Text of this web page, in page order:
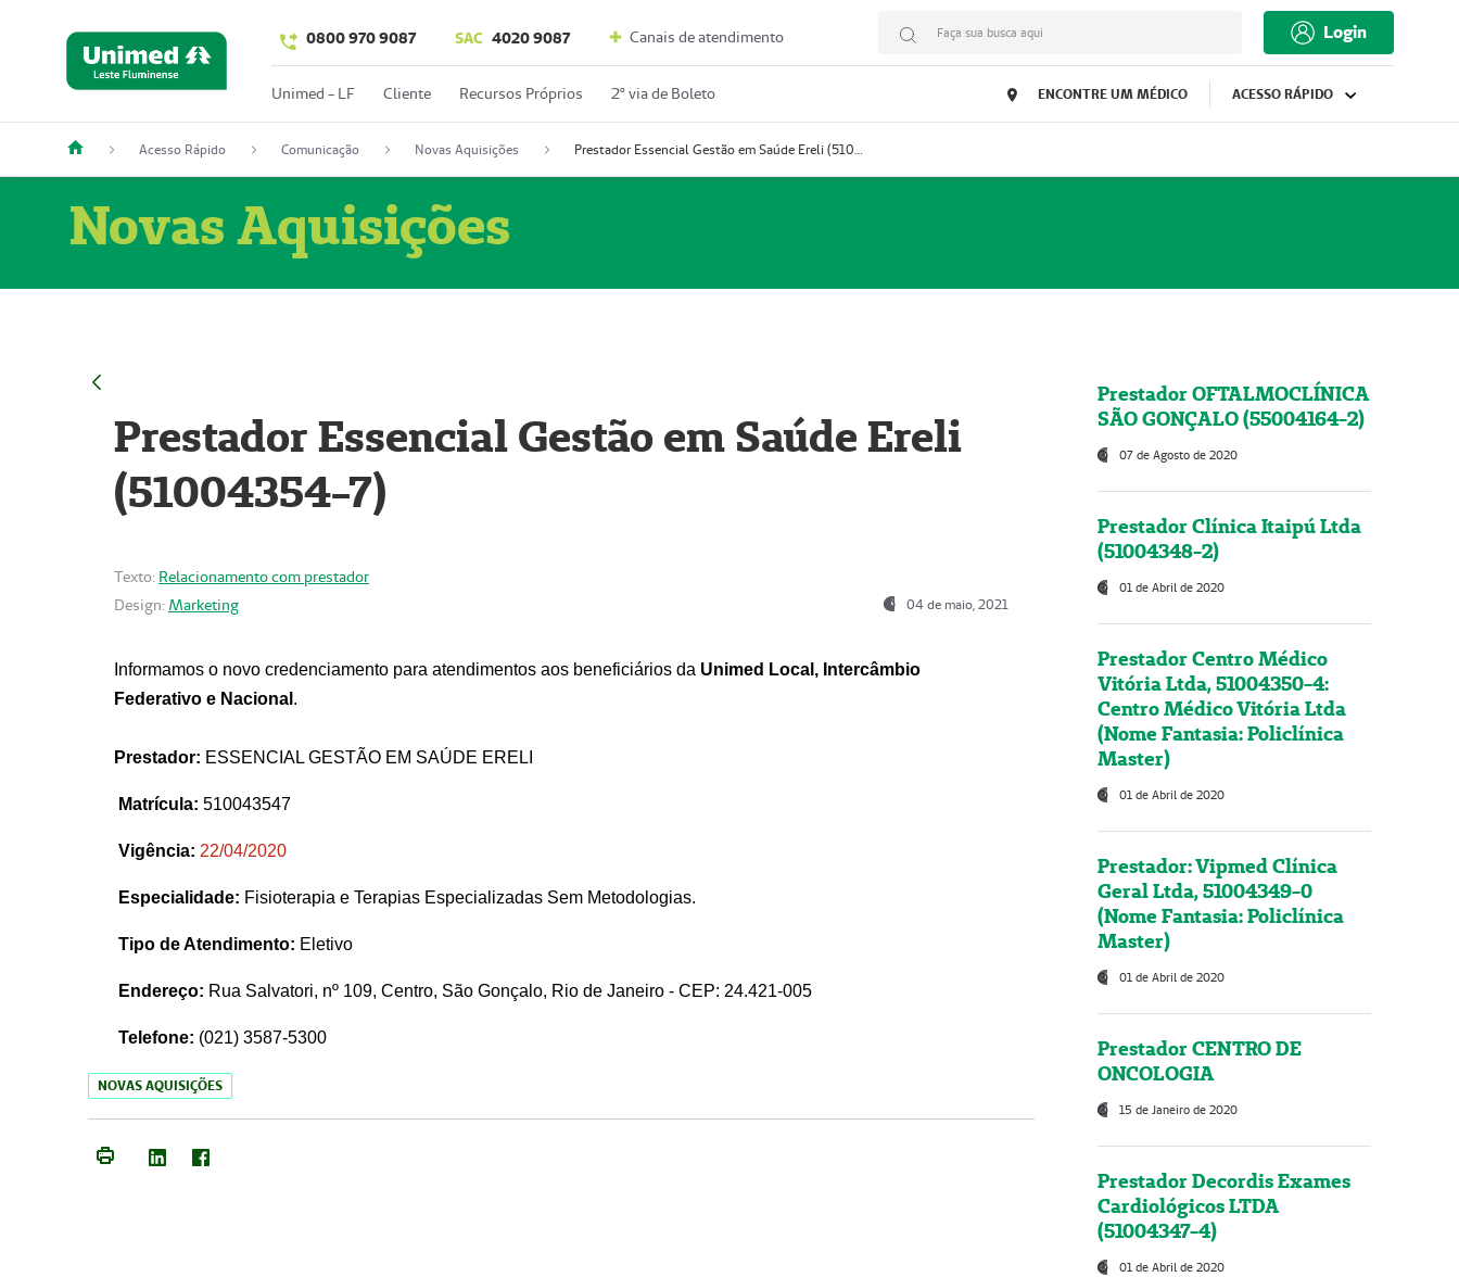
0800 970 9087 SAC 4020 9087 Canais de atendimento Faça sua busca aqui Login
Unimed - LF Cliente Recursos Próprios 2º via de Boleto ENCONTRE UM MÉDICO ACESSO RÁPIDO
Acesso Rápido Comunicação Novas Aquisições Prestador Essencial Gestão em Saúde Ereli (51004354-7)
Novas Aquisições
Prestador Essencial Gestão em Saúde Ereli
(51004354-7)
Texto: Relacionamento com prestador
Design: Marketing 04 de maio, 2021
Informamos o novo credenciamento para atendimentos aos beneficiários da Unimed Local, Intercâmbio
Federativo e Nacional .
Prestador: ESSENCIAL GESTÃO EM SAÚDE ERELI
Matrícula: 510043547
Vigência: 22/04/2020
Especialidade: Fisioterapia e Terapias Especializadas Sem Metodologias.
Tipo de Atendimento: Eletivo
Endereço: Rua Salvatori, nº 109, Centro, São Gonçalo, Rio de Janeiro - CEP: 24.421-005
Telefone: (021) 3587-5300
NOVAS AQUISIÇÕES
Prestador OFTALMOCLÍNICA
SÃO GONÇALO (55004164-2)
07 de Agosto de 2020
Prestador Clínica Itaipú Ltda
(51004348-2)
01 de Abril de 2020
Prestador Centro Médico
Vitória Ltda, 51004350-4:
Centro Médico Vitória Ltda
(Nome Fantasia: Policlínica
Master)
01 de Abril de 2020
Prestador: Vipmed Clínica
Geral Ltda, 51004349-0
(Nome Fantasia: Policlínica
Master)
01 de Abril de 2020
Prestador CENTRO DE
ONCOLOGIA
15 de Janeiro de 2020
Prestador Decordis Exames
Cardiológicos LTDA
(51004347-4)
01 de Abril de 2020